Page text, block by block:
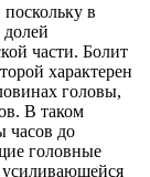
в
части. Болит
характерен
головы,
В таком
часов до
головные
усиливающейся